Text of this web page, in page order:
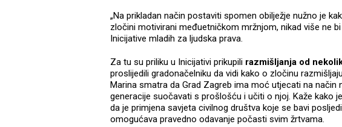
„Na prikladan način postaviti spomen obilježje nužno je
zločini motivirani međuetničkom mržnjom, nikad više ne
Inicijative mladih za ljudska prava.
Za tu su priliku u Inicijativi prikupili razmišljanja od
proslijedili gradonačelniku da vidi kako o zločinu
Marina smatra da Grad Zagreb ima moć utjecati na način
generacije suočavati s prošlošću i učiti o njoj. Kaže kako
da je primjena savjeta civilnog društva koje se bavi
omogućava pravedno odavanje počasti svim žrtvama.